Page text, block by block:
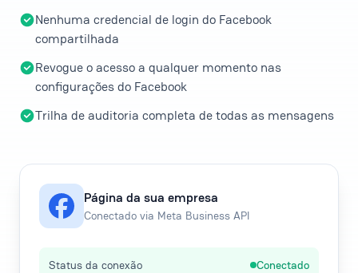
Nenhuma credencial de login do Facebook
compartilhada
Revogue o acesso a qualquer momento nas
configurações do Facebook
Trilha de auditoria completa de todas as mensagens
Página da sua empresa
Conectado via Meta Business API
Status da conexão Conectado